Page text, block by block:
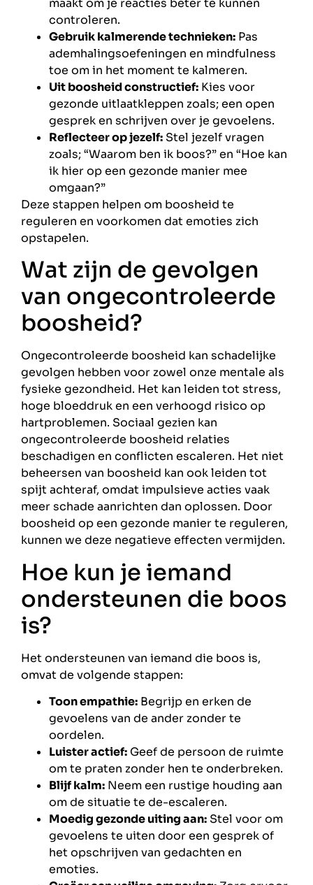
maakt om je reacties beter te kunnen
controleren.
Gebruik kalmerende technieken: Pas
ademhalingsoefeningen en mindfulness
toe om in het moment te kalmeren.
Uit boosheid constructief: Kies voor
gezonde uitlaatkleppen zoals; een open
gesprek en schrijven over je gevoelens.
Reflecteer op jezelf: Stel jezelf vragen
zoals; “Waarom ben ik boos?” en “Hoe kan
ik hier op een gezonde manier mee
omgaan?”
Deze stappen helpen om boosheid te
reguleren en voorkomen dat emoties zich
opstapelen.
Wat zijn de gevolgen
van ongecontroleerde
boosheid?
Ongecontroleerde boosheid kan schadelijke
gevolgen hebben voor zowel onze mentale als
fysieke gezondheid. Het kan leiden tot stress,
hoge bloeddruk en een verhoogd risico op
hartproblemen. Sociaal gezien kan
ongecontroleerde boosheid relaties
beschadigen en conflicten escaleren. Het niet
beheersen van boosheid kan ook leiden tot
spijt achteraf, omdat impulsieve acties vaak
meer schade aanrichten dan oplossen. Door
boosheid op een gezonde manier te reguleren,
kunnen we deze negatieve effecten vermijden.
Hoe kun je iemand
ondersteunen die boos
is?
Het ondersteunen van iemand die boos is,
omvat de volgende stappen:
Toon empathie: Begrijp en erken de
gevoelens van de ander zonder te
oordelen.
Luister actief: Geef de persoon de ruimte
om te praten zonder hen te onderbreken.
Blijf kalm: Neem een rustige houding aan
om de situatie te de-escaleren.
Moedig gezonde uiting aan: Stel voor om
gevoelens te uiten door een gesprek of
het opschrijven van gedachten en
emoties.